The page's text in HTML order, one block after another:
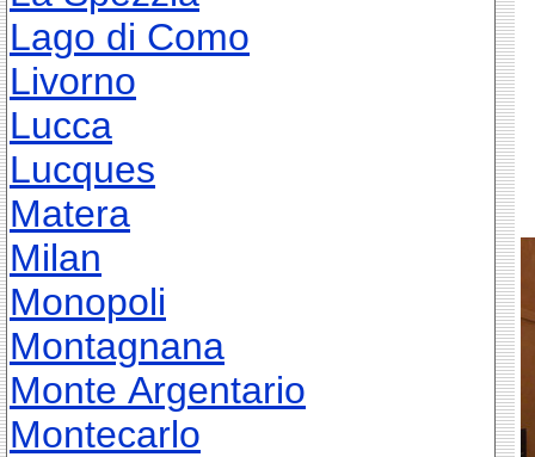
Lago di Como
Livorno
Lucca
Lucques
Matera
Milan
Monopoli
Montagnana
Monte Argentario
Montecarlo